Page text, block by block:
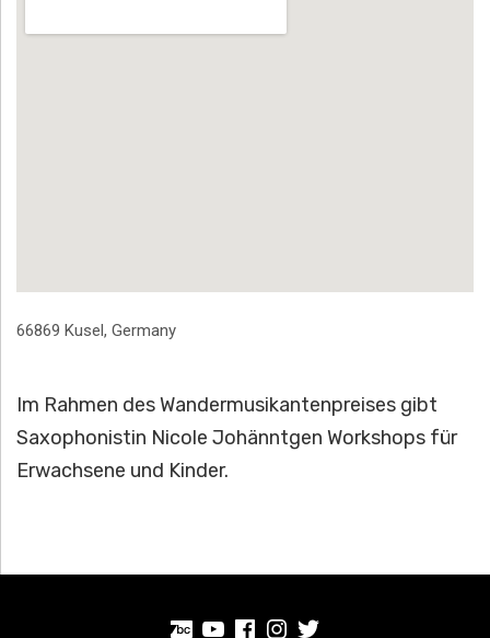
Address
66869 Kusel, Germany
Im Rahmen des Wandermusikantenpreises gibt
Saxophonistin Nicole Johänntgen Workshops für
Erwachsene und Kinder.
BandCamp
Youtube
Facebook
Instagram